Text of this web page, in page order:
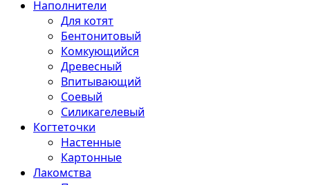
Наполнители
Для котят
Бентонитовый
Комкующийся
Древесный
Впитывающий
Соевый
Силикагелевый
Когтеточки
Настенные
Картонные
Лакомства